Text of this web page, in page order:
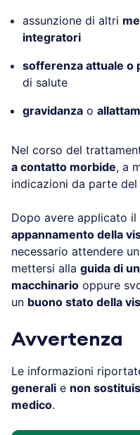
assunzione di altri
integratori
sofferenza attuale o
di salute
gravidanza o
Nel corso del
a contatto morbide, a
indicazioni da parte del
Dopo avere applicato il
appannamento della
necessario attendere
mettersi alla guida di
macchinario oppure
un buono stato della
Avvertenza
Le informazioni
generali e non
medico.